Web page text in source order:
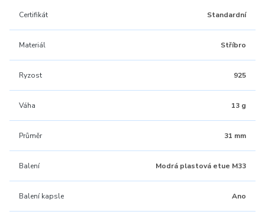
Certifikát Standardní
Materiál Stříbro
Ryzost 925
Váha 13 g
Průměr 31 mm
Balení Modrá plastová etue M33
Balení kapsle Ano